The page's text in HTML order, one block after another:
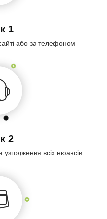
1
або за телефоном
2
всіх нюансів